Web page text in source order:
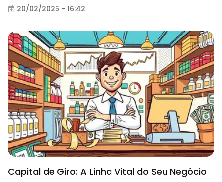
20/02/2026 - 16:42
Capital de Giro: A Linha Vital do Seu Negócio